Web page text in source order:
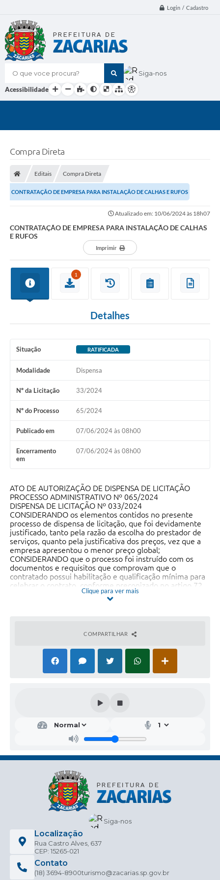
Login / Cadastro
O que voce procura? Siga-nos
Acessibilidade
Compra Direta
Editais Compra Direta
CONTRATAÇÃO DE EMPRESA PARA INSTALAÇÃO DE CALHAS E RUFOS
Atualizado em: 10/06/2024 às 18h07
CONTRATAÇÃO DE EMPRESA PARA INSTALAÇÃO DE CALHAS
E RUFOS
Imprimir
1
Detalhes
Situação RATIFICADA
Modalidade Dispensa
Nº da Licitação 33/2024
Nº do Processo 65/2024
Publicado em 07/06/2024 às 08h00
Encerramento
em
07/06/2024 às 08h00
ATO DE AUTORIZAÇÃO DE DISPENSA DE LICITAÇÃO
PROCESSO ADMINISTRATIVO Nº 065/2024
DISPENSA DE LICITAÇÃO Nº 033/2024
CONSIDERANDO os elementos contidos no presente
processo de dispensa de licitação, que foi devidamente
justificado, tanto pela razão da escolha do prestador de
serviços, quanto pela justificativa dos preços, vez que a
empresa apresentou o menor preço global;
CONSIDERANDO que o processo foi instruído com os
documentos e requisitos que comprovam que o
contratado possui habilitação e qualificação mínima para
celebrar o contrato, conforme preconizado no artigo 72
da Lei Federal 14.133/2021;
CONSIDERANDO o PARECER JURIDICO que atesta que
No uso das atribuições que me foram conferidas, em
especial ao disposto no artigo 72, VIII da Lei Federal
14.133/2021 e art. 17 do Decreto nº 020/2022,
AUTORIZO A DISPENSA DE LICITAÇÃO 033/2024, nos
termos descritos abaixo:
Contratado: SILVIO MATEUS DE SOUZA, CNPJ
Valor Total: R$ 20.000,00 (vinte mil reais).
Fundamento Legal: Artigo 75, inciso II da Lei Federal
14.133/2021 e Decreto nº 020/2022.
Determino, ainda, que seja dada a devida publicidade
legal ao contrato, em atendimento ao preceito do artigo
72, parágrafo único da Lei 14.133/2021, para que fique à
disposição do público em sítio eletrônico oficial.
Zacarias-SP, 07 de junho de 2024.
HEDER JEAN BRUNO DE OLIVEIRA
Clique para ver mais
COMPARTILHAR
Siga-nos
Localização
Rua Castro Alves, 637
CEP: 15265-021
Contato
(18) 3694-8900turismo@zacarias.sp.gov.br